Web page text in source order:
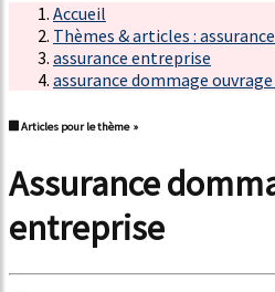
Accueil
Thèmes & articles :
assurance entreprise
assurance dommage
Articles pour le thème »
assurance dommage ouvrage
entreprise